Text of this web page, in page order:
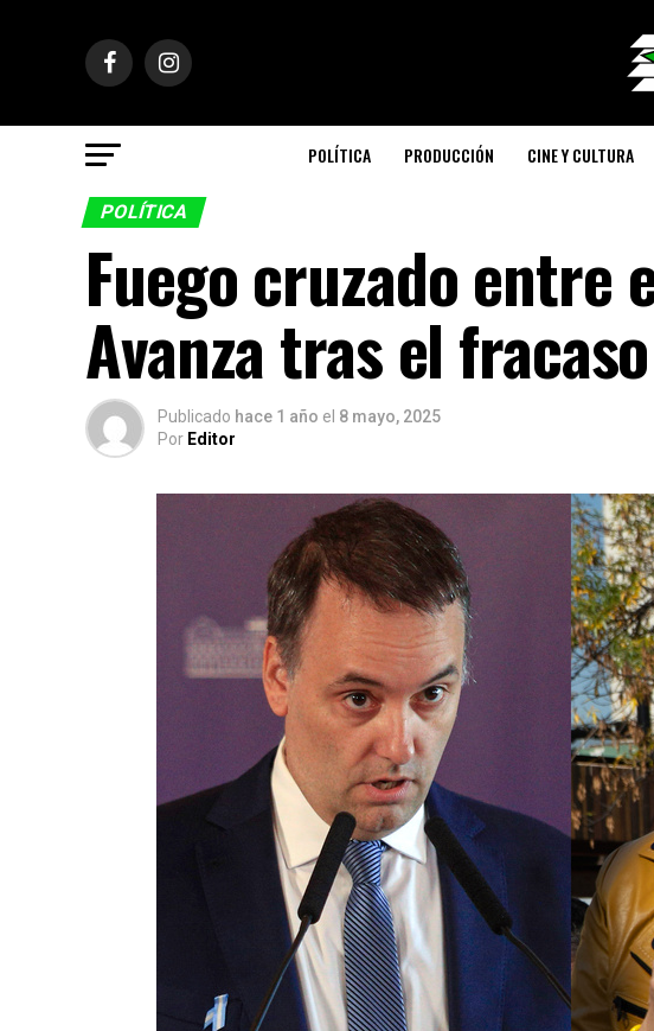
POLÍTICA PRODUCCIÓN CINE Y CULTURA
POLÍTICA
Fuego cruzado entre
Avanza tras el
Publicado hace 1 año el 8 mayo, 2025
Por Editor